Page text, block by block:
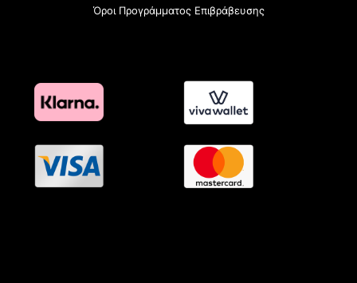
Όροι Προγράμματος Επιβράβευσης